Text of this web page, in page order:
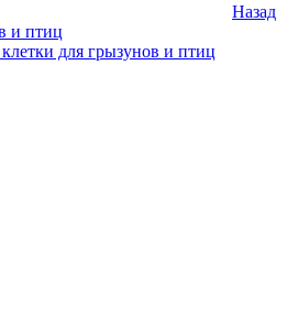
Назад
и птиц
для грызунов и птиц